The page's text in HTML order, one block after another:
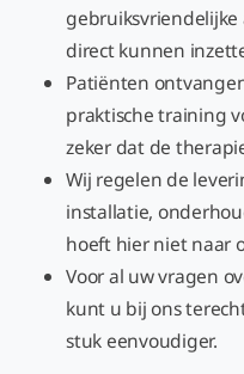
direct kunnen
Patiënten
praktische training
zeker dat de
Wij regelen de
installatie,
hoeft hier niet naar
Voor al uw vragen
kunt u bij ons
stuk eenvoudiger.